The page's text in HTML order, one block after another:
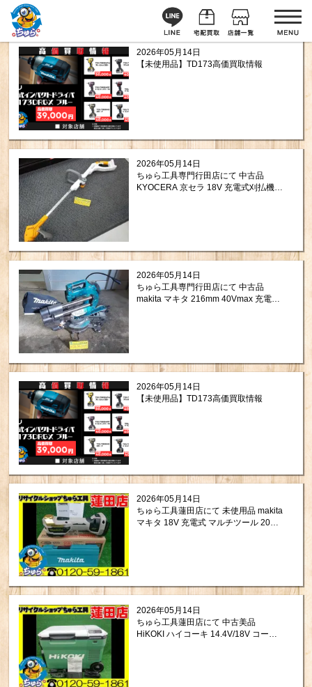
2026年05月14日
【未使用品】TD173高価買取情報
2026年05月14日
ちゅら工具専門行田店にて 中古品
KYOCERA 京セラ 18V 充電式刈払機
2026年05月14日
ちゅら工具専門行田店にて 中古品
makita マキタ 216mm 40Vmax 充電式
2026年05月14日
【未使用品】TD173高価買取情報
2026年05月14日
ちゅら工具蓮田店にて 未使用品 makita
マキタ 18V 充電式 マルチツール 20周
2026年05月14日
ちゅら工具蓮田店にて 中古美品
HiKOKI ハイコーキ 14.4V/18V コード